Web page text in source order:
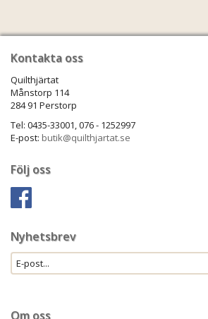
Kontakta oss
Quilthjärtat
Månstorp 114
284 91 Perstorp
Tel: 0435-33001, 076 - 1252997
E-post: butik@quilthjartat.se
Följ oss
Nyhetsbrev
Om oss